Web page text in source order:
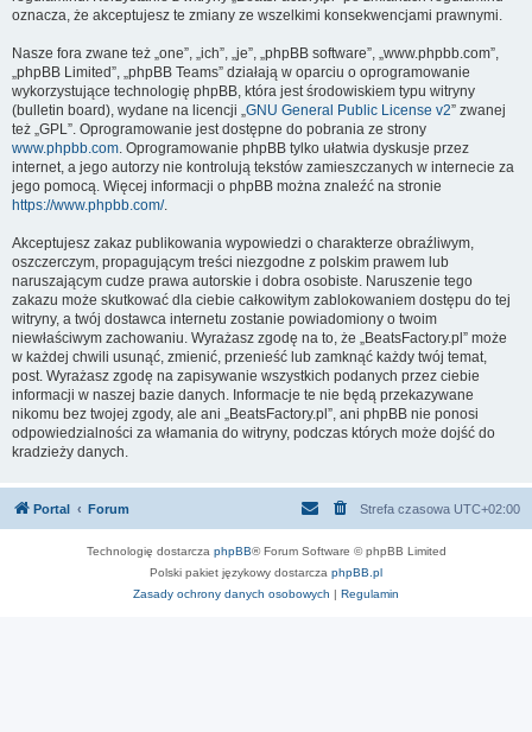
oznacza, że akceptujesz te zmiany ze wszelkimi konsekwencjami prawnymi.
Nasze fora zwane też „one”, „ich”, „je”, „phpBB software”, „www.phpbb.com”,
„phpBB Limited”, „phpBB Teams” działają w oparciu o oprogramowanie
wykorzystujące technologię phpBB, która jest środowiskiem typu witryny
(bulletin board), wydane na licencji „GNU General Public License v2” zwanej
też „GPL”. Oprogramowanie jest dostępne do pobrania ze strony
www.phpbb.com. Oprogramowanie phpBB tylko ułatwia dyskusje przez
internet, a jego autorzy nie kontrolują tekstów zamieszczanych w internecie za
jego pomocą. Więcej informacji o phpBB można znaleźć na stronie
https://www.phpbb.com/.
Akceptujesz zakaz publikowania wypowiedzi o charakterze obraźliwym,
oszczerczym, propagującym treści niezgodne z polskim prawem lub
naruszającym cudze prawa autorskie i dobra osobiste. Naruszenie tego
zakazu może skutkować dla ciebie całkowitym zablokowaniem dostępu do tej
witryny, a twój dostawca internetu zostanie powiadomiony o twoim
niewłaściwym zachowaniu. Wyrażasz zgodę na to, że „BeatsFactory.pl” może
w każdej chwili usunąć, zmienić, przenieść lub zamknąć każdy twój temat,
post. Wyrażasz zgodę na zapisywanie wszystkich podanych przez ciebie
informacji w naszej bazie danych. Informacje te nie będą przekazywane
nikomu bez twojej zgody, ale ani „BeatsFactory.pl”, ani phpBB nie ponosi
odpowiedzialności za włamania do witryny, podczas których może dojść do
kradzieży danych.
Portal Forum Strefa czasowa UTC+02:00
Technologię dostarcza phpBB® Forum Software © phpBB Limited
Polski pakiet językowy dostarcza phpBB.pl
Zasady ochrony danych osobowych | Regulamin